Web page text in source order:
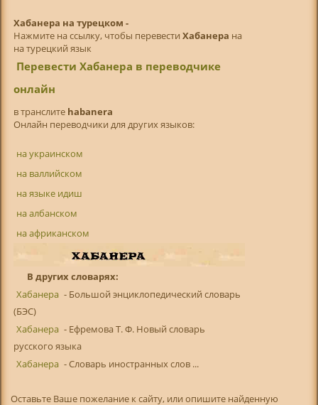
Хабанера на турецком -
Нажмите на ссылку, чтобы перевести Хабанера на
на турецкий язык
Перевести Хабанера в переводчике
онлайн
в транслитe habanera
Онлайн переводчики для других языков:
на украинском
на валлийском
на языке идиш
на албанском
на африканском
В других словарях:
Хабанера - Большой энциклопедический словарь
(БЭС)
Хабанера - Ефремова Т. Ф. Новый словарь
русского языка
Хабанера - Словарь иностранных слов ...
Оставьте Ваше пожелание к сайту, или опишите найденную